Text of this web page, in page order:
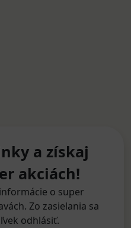
a získaj
akciách!
o super
Zo zasielania sa
odhlásiť.